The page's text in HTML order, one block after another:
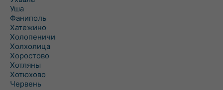
Уша
Фаниполь
Хатежино
Холопеничи
Холхолица
Хоростово
Хотляны
Хотюхово
Червень